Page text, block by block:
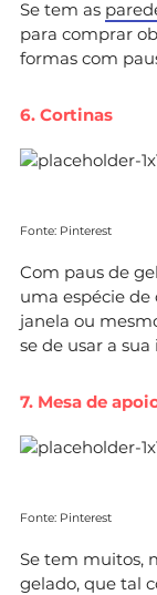
Se tem as
para comprar
formas com
6. Cortinas
Fonte: Pinterest
Com paus de
uma espécie
janela ou
se de usar a
7. Mesa de
Fonte: Pinterest
Se tem muitos,
gelado, que tal